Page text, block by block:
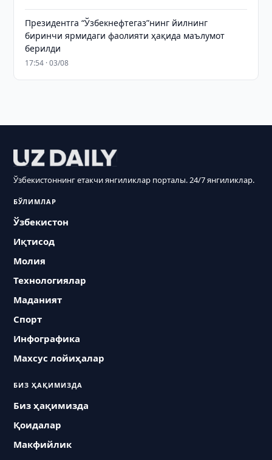
Президентга “Ўзбекнефтегаз”нинг йилнинг
биринчи ярмидаги фаолияти ҳақида маълумот
берилди
17:54 · 03/08
Ўзбекистоннинг етакчи янгиликлар порталы. 24/7 янгиликлар.
БЎЛИМЛАР
Ўзбекистон
Иқтисод
Молия
Технологиялар
Маданият
Спорт
Инфографика
Махсус лойиҳалар
БИЗ ҲАҚИМИЗДА
Биз ҳақимизда
Қоидалар
Макфийлик